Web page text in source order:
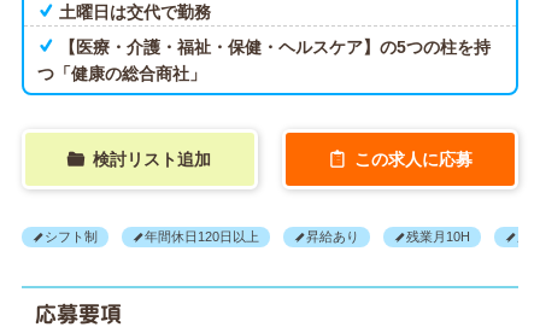
土曜日は交代で勤務
【医療・介護・福祉・保健・ヘルスケア】の5つの柱を持
つ「健康の総合商社」
検討リスト追加 この求人に応募
シフト制 年間休日120日以上 昇給あり 残業月10H
応募要項